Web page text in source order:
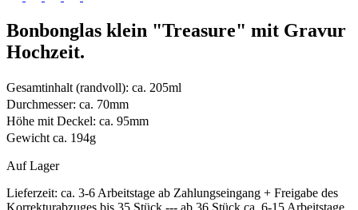
Bonbonglas klein "Treasure" mit Gravur
Hochzeit.
Gesamtinhalt (randvoll): ca. 205ml
Durchmesser: ca. 70mm
Höhe mit Deckel: ca. 95mm
Gewicht ca. 194g
Auf Lager
Lieferzeit: ca. 3-6 Arbeitstage ab Zahlungseingang + Freigabe des
Korrekturabzuges bis 35 Stück --- ab 36 Stück ca. 6-15 Arbeitstage